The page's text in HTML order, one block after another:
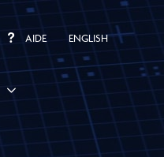
AIDE ENGLISH